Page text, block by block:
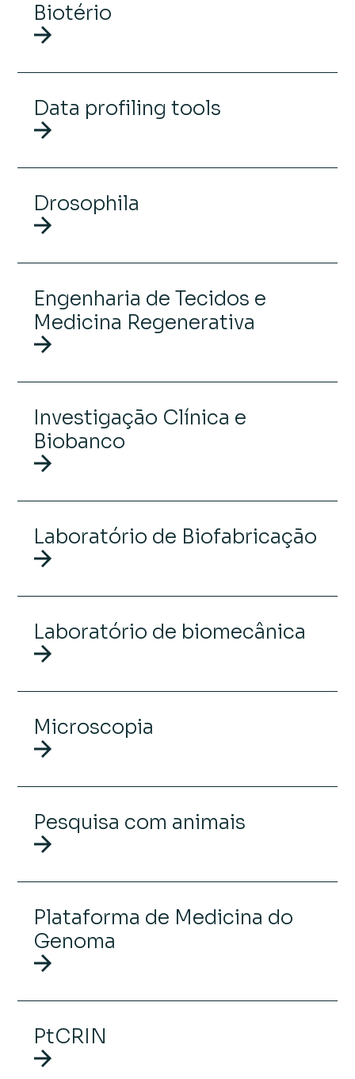
Biotério
Data profiling tools
Drosophila
Engenharia de Tecidos e
Medicina Regenerativa
Investigação Clínica e
Biobanco
Laboratório de Biofabricação
Laboratório de biomecânica
Microscopia
Pesquisa com animais
Plataforma de Medicina do
Genoma
PtCRIN